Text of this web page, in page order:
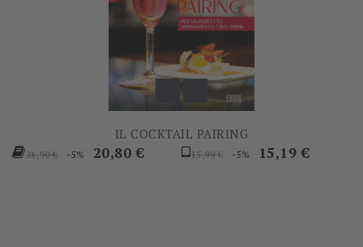
IL COCKTAIL PAIRING
Prezzo
21,90 € -5% Prezzo
20,80 €
Prezzo
15,99 € -5% Prezzo
15,19 €